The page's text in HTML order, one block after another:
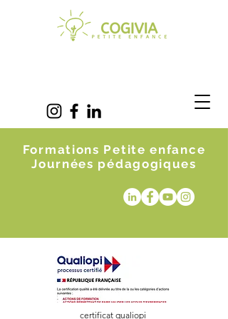
Formations Petite enfance
Journées pédagogiques
certificat qualiopi